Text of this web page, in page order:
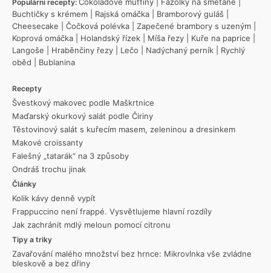
Populární recepty:
Buchtičky s krémem
Rajská omáčka Bramborový guláš
Cheesecake
Čočková polévka Zapečené brambory s uzeným
Koprová omáčka
Holandský řízek Míša řezy Kuře na paprice
Langoše
Hraběnčiny řezy Lečo Nadýchaný perník
Rychlý
oběd
Bublanina
Recepty
Švestkový makovec podle Maškrtnice
Maďarský okurkový salát podle Čiriny
Těstovinový salát s kuřecím masem, zeleninou a dresinkem
Makové croissanty
Falešný „tatarák“ na 3 způsoby
Ondráš trochu jinak
Články
Kolik kávy denně vypít
Frappuccino není frappé. Vysvětlujeme hlavní rozdíly
Jak zachránit mdlý meloun pomocí citronu
Tipy a triky
Zavařování malého množství bez hrnce: Mikrovlnka vše zvládne
bleskově a bez dřiny